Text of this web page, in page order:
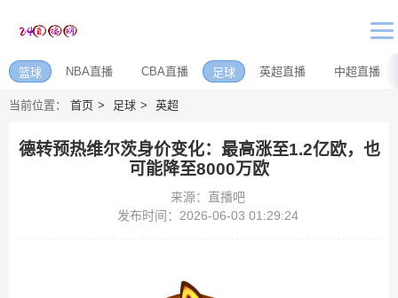
篮球 NBA直播 CBA直播 足球 英超直播 中超直播
当前位置： 首页 足球 英超
德转预热维尔茨身价变化：最高涨至1.2亿欧，也
可能降至8000万欧
来源：直播吧
发布时间：2026-06-03 01:29:24